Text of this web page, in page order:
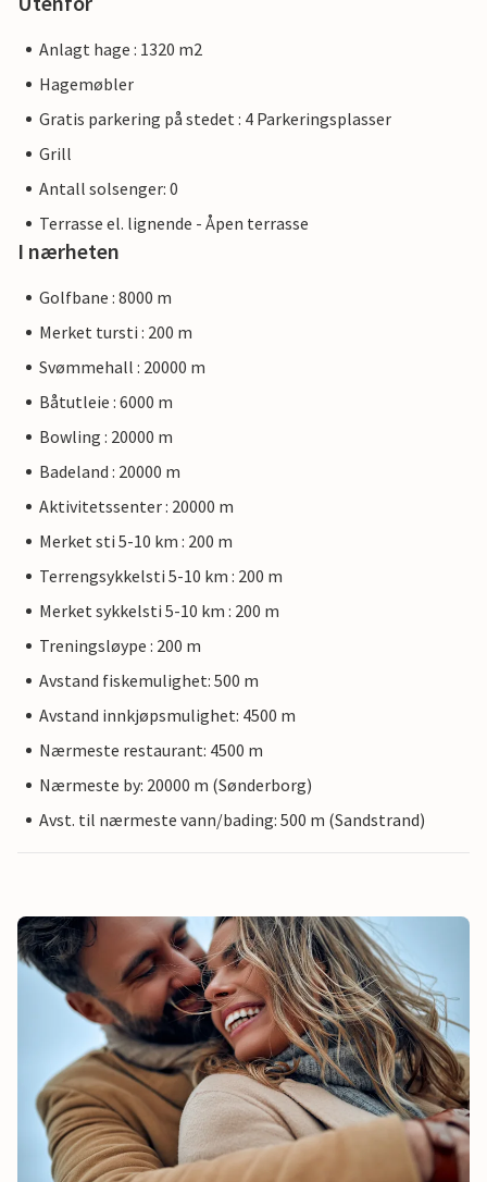
Anlagt hage : 1320 m2
Hagemøbler
Gratis parkering på stedet : 4 Parkeringsplasser
Grill
Antall solsenger: 0
Terrasse el. lignende - Åpen terrasse
I nærheten
Golfbane : 8000 m
Merket tursti : 200 m
Svømmehall : 20000 m
Båtutleie : 6000 m
Bowling : 20000 m
Badeland : 20000 m
Aktivitetssenter : 20000 m
Merket sti 5-10 km : 200 m
Terrengsykkelsti 5-10 km : 200 m
Merket sykkelsti 5-10 km : 200 m
Treningsløype : 200 m
Avstand fiskemulighet: 500 m
Avstand innkjøpsmulighet: 4500 m
Nærmeste restaurant: 4500 m
Nærmeste by: 20000 m (Sønderborg)
Avst. til nærmeste vann/bading: 500 m (Sandstrand)